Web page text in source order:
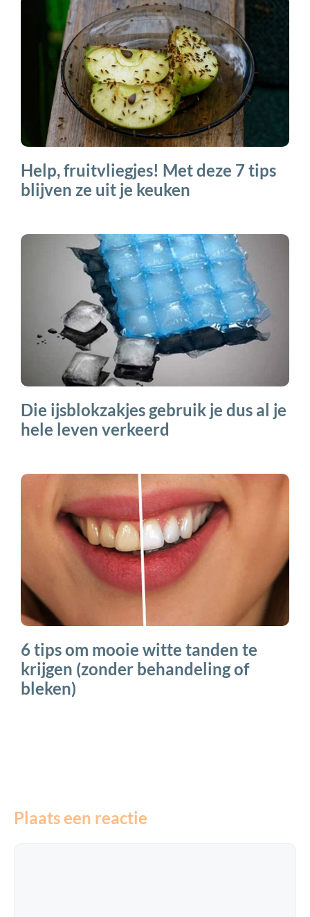
Help, fruitvliegjes! Met deze 7 tips
blijven ze uit je keuken
Die ijsblokzakjes gebruik je dus al je
hele leven verkeerd
6 tips om mooie witte tanden te
krijgen (zonder behandeling of
bleken)
Plaats een reactie